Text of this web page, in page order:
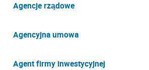
Agencje rządowe
Agencyjna umowa
Agent firmy inwestycyjnej